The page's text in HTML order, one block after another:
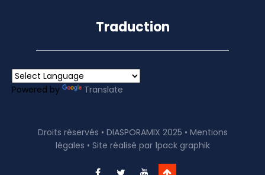
Traduction
Powered by Translate
Droits réservés • DIASPORAMIX 2025 • Mentions
légales • Site réalisé par 1pack graphik